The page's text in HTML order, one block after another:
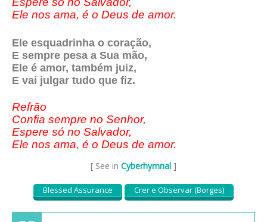
Ele nos ama, é o Deus de amor.
Ele esquadrinha o coração,
E sempre pesa a Sua mão,
Ele é amor, também juiz,
E vai julgar tudo que fiz.
Refrão
Confia sempre no Senhor,
Espere só no Salvador,
Ele nos ama, é o Deus de amor.
[ See in Cyberhymnal ]
Blessed Assurance Crer e Observar (Borges)